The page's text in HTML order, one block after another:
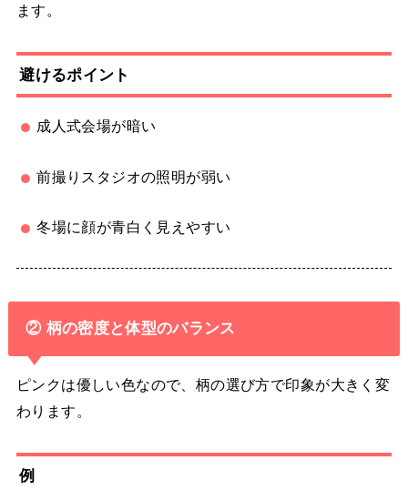
ます。
避けるポイント
成人式会場が暗い
前撮りスタジオの照明が弱い
冬場に顔が青白く見えやすい
② 柄の密度と体型のバランス
ピンクは優しい色なので、柄の選び方で印象が大きく変
わります。
例